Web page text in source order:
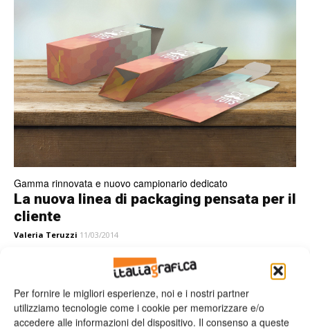
Per fornire le migliori esperienze, noi e i nostri partner
utilizziamo tecnologie come i cookie per memorizzare e/o
accedere alle informazioni del dispositivo. Il consenso a queste
Gamma rinnovata e nuovo campionario dedicato
La nuova linea di packaging pensata per il
cliente
Valeria Teruzzi 11/03/2014
Leggi la rivista